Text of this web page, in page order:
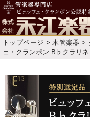
トップページ >木管楽器 >
ェ・クランポン B♭クラリ